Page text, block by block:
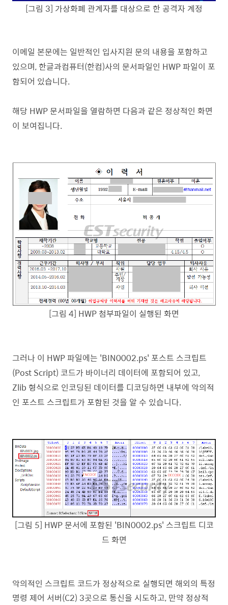
[그림 3] 가상화폐 관계자를 대상으로 한 공격자 계정
이메일 본문에는 일반적인 입사지원 문의 내용을 포함하고
있으며, 한글과컴퓨터(한컴)사의 문서파일인 HWP 파일이 포
함되어 있습니다.
해당 HWP 문서파일을 열람하면 다음과 같은 정상적인 화면
이 보여집니다.
[그림 4] HWP 첨부파일이 실행된 화면
그러나 이 HWP 파일에는 'BIN0002.ps' 포스트 스크립트
(Post Script) 코드가 바이너리 데이터에 포함되어 있고,
Zlib 형식으로 인코딩된 데이터를 디코딩하면 내부에 악의적
인 포스트 스크립트가 포함된 것을 알 수 있습니다.
[그림 5] HWP 문서에 포함된 'BIN0002.ps' 스크립트 디코
드 화면
악의적인 스크립트 코드가 정상적으로 실행되면 해외의 특정
명령 제어 서버(C2) 3곳으로 통신을 시도하고, 만약 정상적